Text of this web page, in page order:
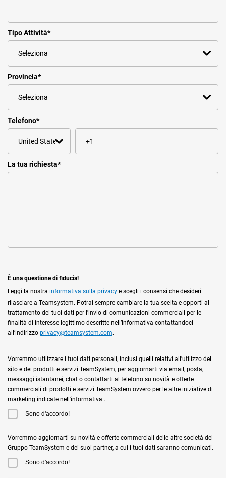
Tipo Attività*
Provincia*
Telefono*
La tua richiesta*
È una questione di fiducia!
Leggi la nostra informativa sulla privacy e scegli i consensi che desideri
rilasciare a Teamsystem. Potrai sempre cambiare la tua scelta e opporti al
trattamento dei tuoi dati per l'invio di comunicazioni commerciali per le
finalità di interesse legittimo descritte nell’informativa contattandoci
all’indirizzo privacy@teamsystem.com.
Vorremmo utilizzare i tuoi dati personali, inclusi quelli relativi all'utilizzo del
sito e dei prodotti e servizi TeamSystem, per aggiornarti via email, posta,
messaggi istantanei, chat o contattarti al telefono su novità e offerte
commerciali di prodotti e servizi TeamSystem ovvero per le altre iniziative di
marketing indicate nell'informativa .
Sono d'accordo!
Vorremmo aggiornarti su novità e offerte commerciali delle altre società del
Gruppo TeamSystem e dei suoi partner, a cui i tuoi dati saranno comunicati.
Sono d'accordo!